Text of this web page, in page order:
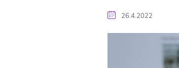
26.4.2022